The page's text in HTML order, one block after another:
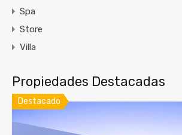
Spa
Store
Villa
Propiedades Destacadas
Destacado